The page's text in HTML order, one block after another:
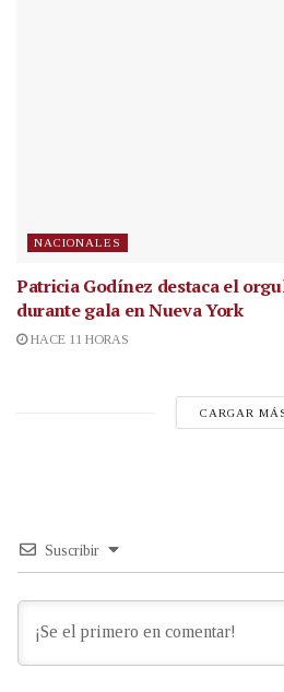
NACIONALES
Patricia Godínez destaca el
durante gala en Nueva York
HACE 11 HORAS
CARGAR
Suscribir